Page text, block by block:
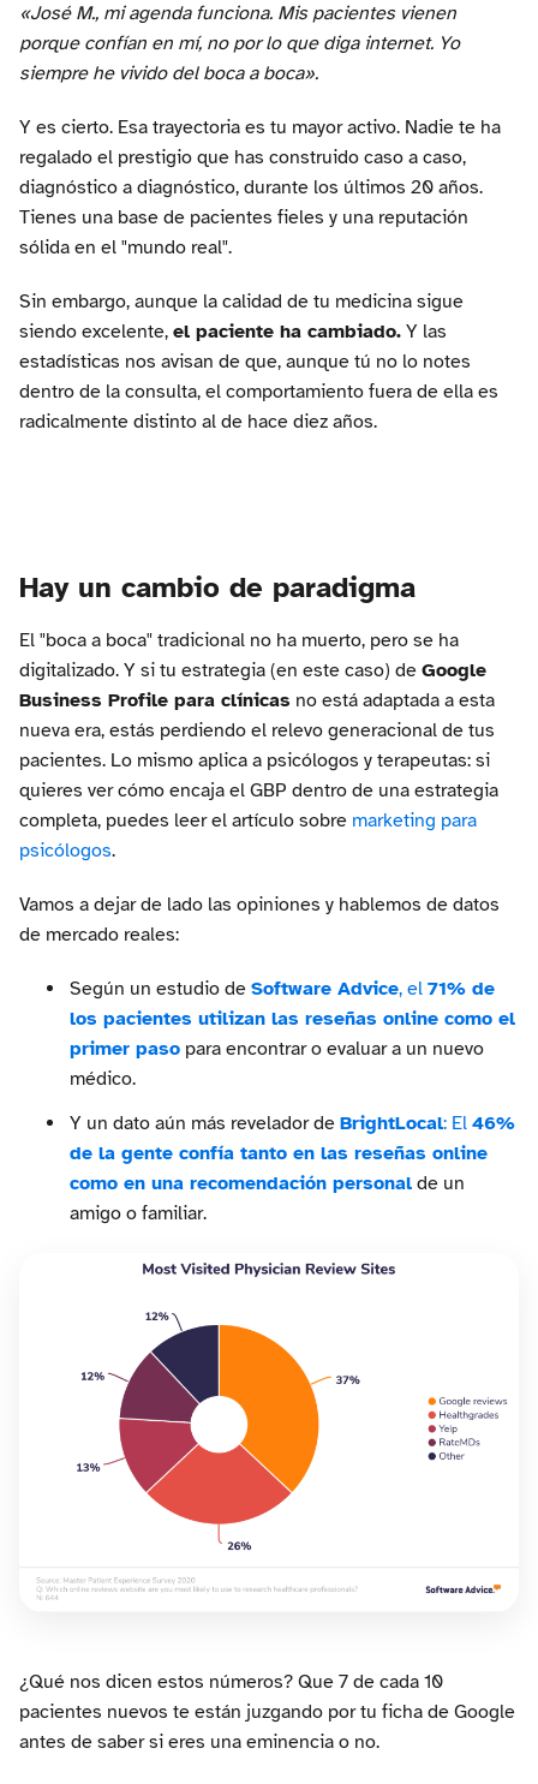
«José M., mi agenda funciona. Mis pacientes vienen
porque confían en mí, no por lo que diga internet. Yo
siempre he vivido del boca a boca».
Y es cierto. Esa trayectoria es tu mayor activo. Nadie te ha
regalado el prestigio que has construido caso a caso,
diagnóstico a diagnóstico, durante los últimos 20 años.
Tienes una base de pacientes fieles y una reputación
sólida en el "mundo real".
Sin embargo, aunque la calidad de tu medicina sigue
siendo excelente, el paciente ha cambiado. Y las
estadísticas nos avisan de que, aunque tú no lo notes
dentro de la consulta, el comportamiento fuera de ella es
radicalmente distinto al de hace diez años.
Hay un cambio de paradigma
El "boca a boca" tradicional no ha muerto, pero se ha
digitalizado. Y si tu estrategia (en este caso) de Google
Business Profile para clínicas no está adaptada a esta
nueva era, estás perdiendo el relevo generacional de tus
pacientes. Lo mismo aplica a psicólogos y terapeutas: si
quieres ver cómo encaja el GBP dentro de una estrategia
completa, puedes leer el artículo sobre marketing para
psicólogos.
Vamos a dejar de lado las opiniones y hablemos de datos
de mercado reales:
Según un estudio de Software Advice, el 71% de
los pacientes utilizan las reseñas online como el
primer paso para encontrar o evaluar a un nuevo
médico.
Y un dato aún más revelador de BrightLocal: El 46%
de la gente confía tanto en las reseñas online
como en una recomendación personal de un
amigo o familiar.
¿Qué nos dicen estos números? Que 7 de cada 10
pacientes nuevos te están juzgando por tu ficha de Google
antes de saber si eres una eminencia o no.